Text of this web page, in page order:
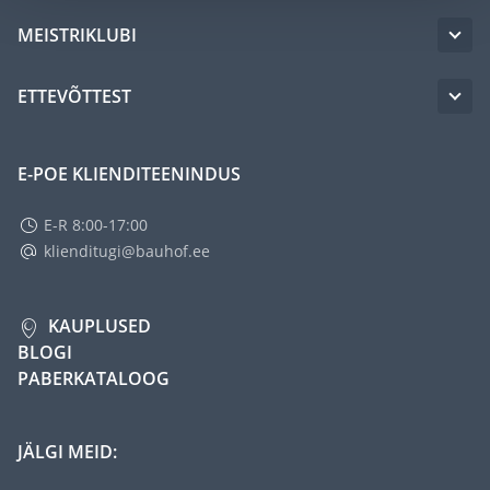
MEISTRIKLUBI
ETTEVÕTTEST
E-POE KLIENDITEENINDUS
E-R 8:00-17:00
klienditugi@bauhof.ee
KAUPLUSED
BLOGI
PABERKATALOOG
JÄLGI MEID: